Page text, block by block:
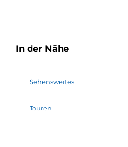
In der Nähe
Sehenswertes
Touren